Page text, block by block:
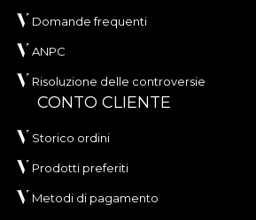
Domande frequenti
ANPC
Risoluzione delle controversie
CONTO CLIENTE
Storico ordini
Prodotti preferiti
Metodi di pagamento